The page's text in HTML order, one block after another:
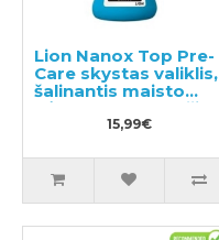
Lion Nanox Top Pre-
Care skystas valiklis,
šalinantis maisto
dėmes ant drabužių
15,99€